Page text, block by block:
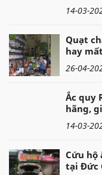
14-03-
Quạt
hay
26-04-
Ắc quy
hãng,
14-03-
Cứu hộ
tại Đức